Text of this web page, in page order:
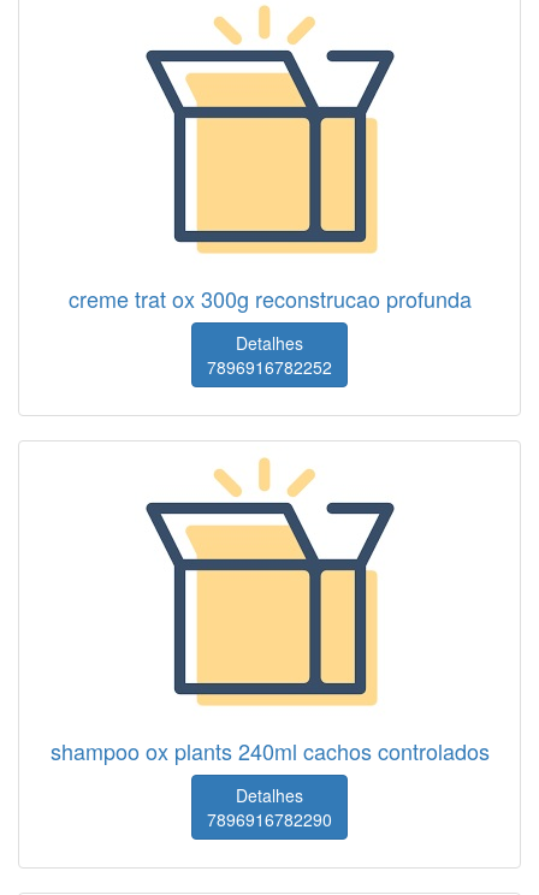
creme trat ox 300g reconstrucao profunda
Detalhes
7896916782252
shampoo ox plants 240ml cachos controlados
Detalhes
7896916782290